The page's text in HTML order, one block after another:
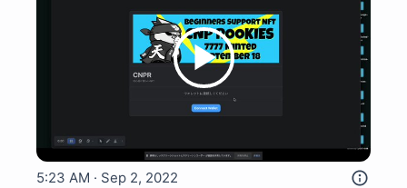
5:23 AM · Sep 2, 2022